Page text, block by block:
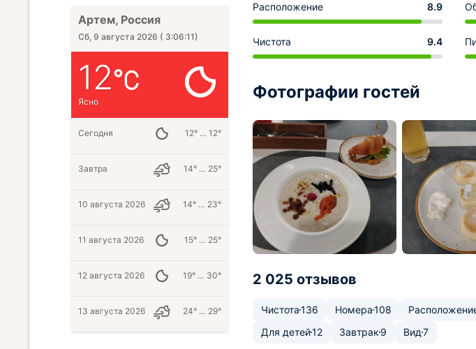
Расположение 8.9
Чистота 9.4
Фотографии гостей
2 025 отзывов
Чистота136 Номера108
Для детей12 Завтрак 9 Вид7
Артем, Россия
Сб, 9 августа 2026 ( 3:06:13)
12
Ясно
Сегодня 12° … 12°
Завтра 14° … 25°
10 августа 2026 14° … 23°
11 августа 2026 15° … 25°
12 августа 2026 19° … 30°
13 августа 2026 24° … 29°